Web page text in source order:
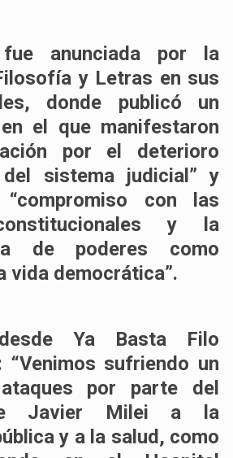
anunciada por la
y Letras en sus
donde publicó un
el que manifestaron
por el deterioro
sistema judicial” y
con las
y la
de poderes como
vida democrática”.
Ya Basta Filo
“Venimos sufriendo un
por parte del
Javier Milei a la
y a la salud, como